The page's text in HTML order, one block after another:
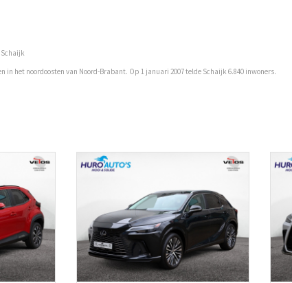
Schaijk
het noordoosten van Noord-Brabant. Op 1 januari 2007 telde Schaijk 6.840 inwoners.